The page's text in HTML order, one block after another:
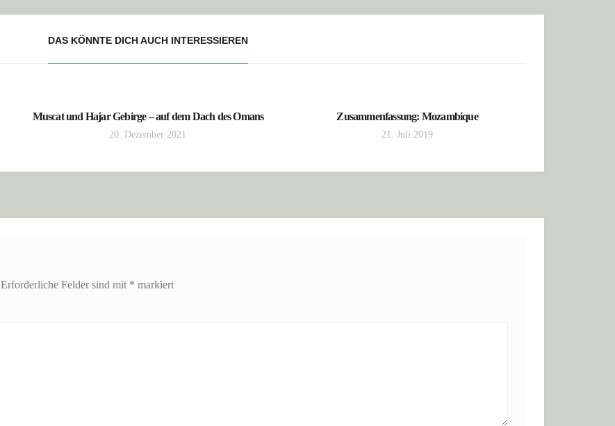
DAS KÖNNTE DICH AUCH INTERESSIEREN
Muscat und Hajar Gebirge – auf dem Dach des Omans
20. Dezember 2021
Zusammenfassung: Mozambique
21. Juli 2019
Erforderliche Felder sind mit * markiert